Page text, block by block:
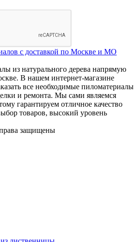
из натурального дерева напрямую
В нашем интернет-магазине
все необходимые пиломатериалы
и ремонта. Мы сами являемся
гарантируем отличное качество
товаров, высокий уровень
защищены